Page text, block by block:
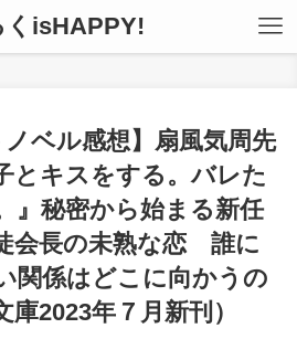
くisHAPPY!
ノベル感想】扇風気周先
とキスをする。バレた
』秘密から始まる新任
会長の未熟な恋 誰に
関係はどこに向かうの
庫2023年７月新刊）